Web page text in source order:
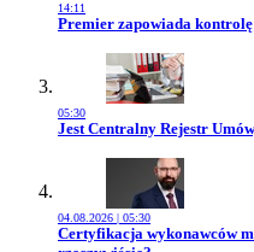
14:11
Przejdź do artykułu:
Premier zapowiada
05:30
Przejdź do artykułu:
Jest Centralny Rejestr
04.08.2026 | 05:30
Przejdź do artykułu:
Certyfikacja wykonawców